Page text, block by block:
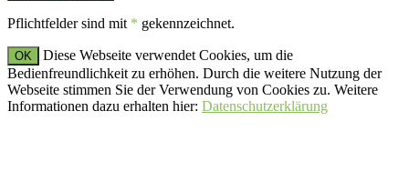
Pflichtfelder sind mit * gekennzeichnet.
OK
Diese Webseite verwendet Cookies, um die
Bedienfreundlichkeit zu erhöhen. Durch die weitere Nutzung der
Webseite stimmen Sie der Verwendung von Cookies zu. Weitere
Informationen dazu erhalten hier: Datenschutzerklärung